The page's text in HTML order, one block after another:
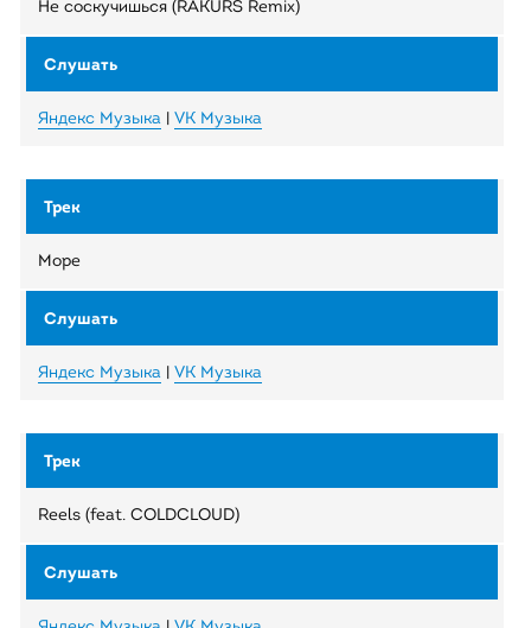
Не соскучишься (RAKURS Remix)
Яндекс Музыка | VK Музыка
Море
Яндекс Музыка | VK Музыка
Reels (feat. COLDCLOUD)